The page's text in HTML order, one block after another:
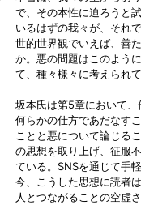
で、その本性に迫ろうと
いるはずの我々が、それ
世的世界観でいえば、善
か。悪の問題はこのよう
て、種々様々に考えられて
坂本氏は第5章において
何らかの仕方であだなす
ことと悪について論じる
の思想を取り上げ、征服
ている。SNSを通じて手
今、こうした思想に読者
人とつながることの空虚